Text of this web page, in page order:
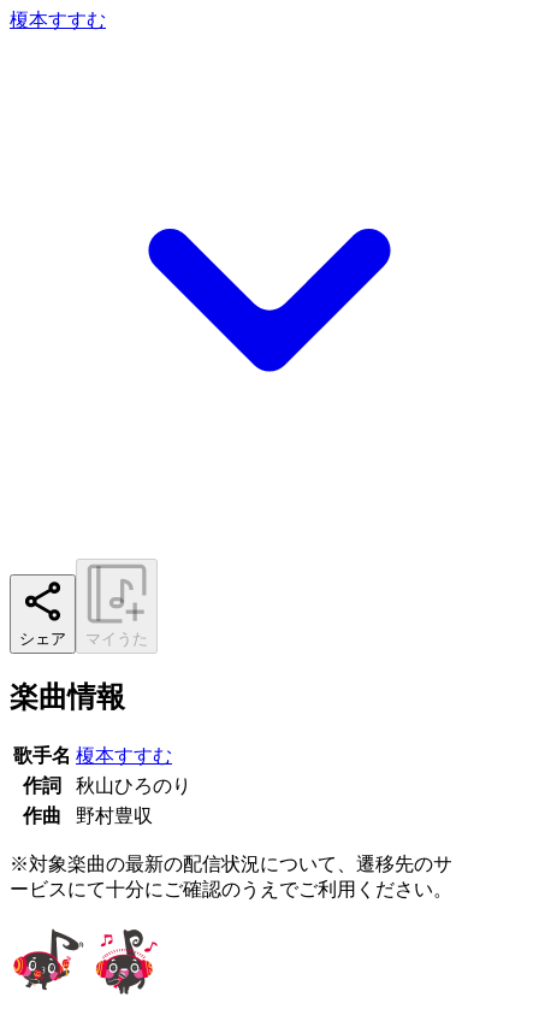
榎本すすむ
シェア マイうた
楽曲情報
歌手名 榎本すすむ
作詞
秋山ひろのり
作曲
野村豊収
※対象楽曲の最新の配信状況について、遷移先のサ
ービスにて十分にご確認のうえでご利用ください。